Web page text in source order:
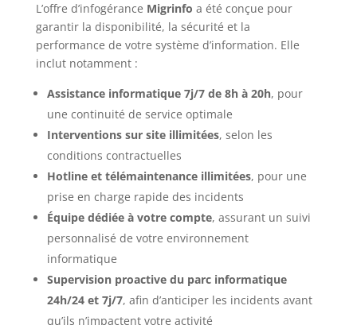
L’offre d’infogérance Migrinfo a été conçue pour
garantir la disponibilité, la sécurité et la
performance de votre système d’information. Elle
inclut notamment :
Assistance informatique 7j/7 de 8h à 20h, pour
une continuité de service optimale
Interventions sur site illimitées, selon les
conditions contractuelles
Hotline et télémaintenance illimitées, pour une
prise en charge rapide des incidents
Équipe dédiée à votre compte, assurant un suivi
personnalisé de votre environnement
informatique
Supervision proactive du parc informatique
24h/24 et 7j/7, afin d’anticiper les incidents avant
qu’ils n’impactent votre activité